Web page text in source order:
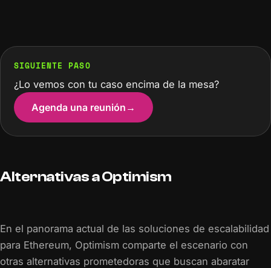
SIGUIENTE PASO
¿Lo vemos con tu caso encima de la mesa?
Agenda una reunión →
Alternativas a Optimism
En el panorama actual de las soluciones de escalabilidad
para Ethereum, Optimism comparte el escenario con
otras alternativas prometedoras que buscan abaratar